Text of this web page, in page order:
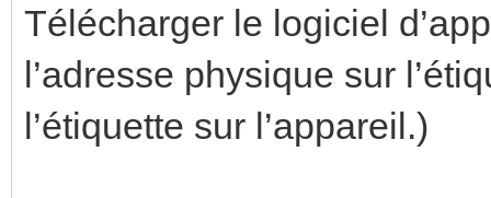
Télécharger le logiciel
l’adresse physique sur
l’étiquette sur l’appareil.)